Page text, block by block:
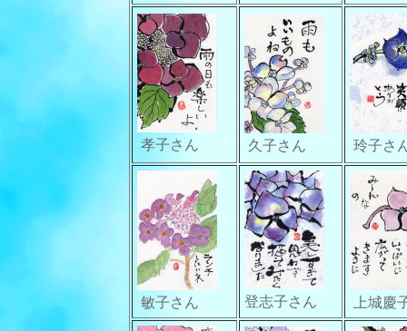
孝子さん 久子さん 玲子さ
敏子さん 登志子さん 上城慶